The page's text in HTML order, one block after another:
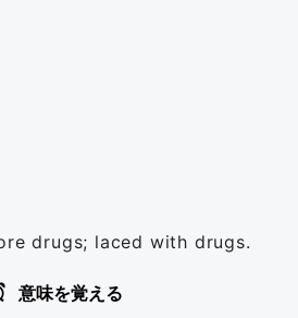
drugs; laced with drugs.
意味を覚える